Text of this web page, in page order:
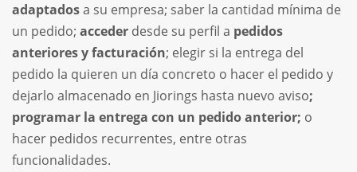
adaptadosa su empresa; saber la cantidad mínima de
un pedido; acceder desde su perfil a pedidos
anteriores y facturación; elegir si la entrega del
pedido la quieren un día concreto o hacer el pedido y
dejarlo almacenado en Jiorings hasta nuevo aviso;
programar la entrega con un pedido anterior; o
hacer pedidos recurrentes, entre otras
funcionalidades.